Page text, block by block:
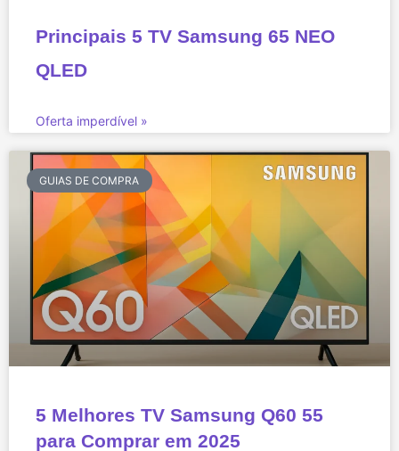
Principais 5 TV Samsung 65 NEO
QLED
Oferta imperdível »
GUIAS DE COMPRA
5 Melhores TV Samsung Q60 55
para Comprar em 2025